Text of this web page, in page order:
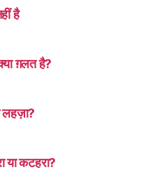
है
ग़लत है?
लहज़ा?
या कटहरा?